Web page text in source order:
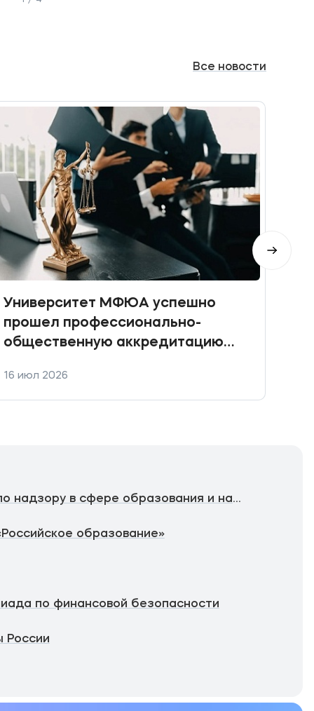
Все новости
Университет МФЮА успешно
прошел профессионально-
общественную аккредитацию
направлений подготовки
16 июл 2026
Федеральная служба по надзору в сфере образования и науки
образование»
по финансовой безопасности
России